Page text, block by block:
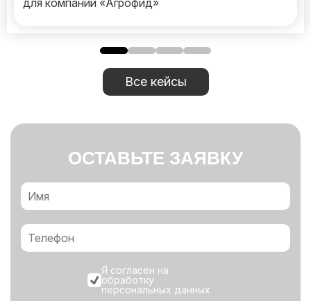
Все кейсы
ОСТАВЬТЕ ЗАЯВКУ
Я согласен на
обработку
персональных данных